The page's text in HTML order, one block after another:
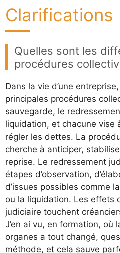
Clarifications
Quelles sont les
procédures
Dans la vie d’une
principales procédures
sauvegarde, le
liquidation, et chacune vise
régler les dettes. La
cherche à anticiper,
reprise. Le redressement
étapes d’observation,
d’issues possibles comme
ou la liquidation. Les effets
judiciaire touchent
J’en ai vu, en formation, où
organes a tout changé,
méthode, et cela sauve